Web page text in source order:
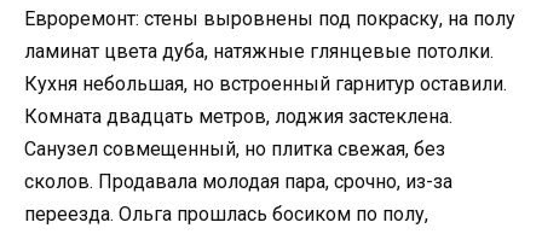
Евроремонт: стены выровнены под покраску, на полу
ламинат цвета дуба, натяжные глянцевые потолки.
Кухня небольшая, но встроенный гарнитур оставили.
Комната двадцать метров, лоджия застеклена.
Санузел совмещенный, но плитка свежая, без
сколов. Продавала молодая пара, срочно, из-за
переезда. Ольга прошлась босиком по полу,